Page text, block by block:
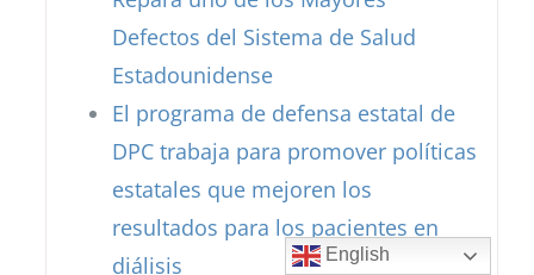
Defectos del Sistema de Salud
Estadounidense
El programa de defensa estatal de
DPC trabaja para promover políticas
estatales que mejoren los
resultados para los pacientes en
diálisis
English